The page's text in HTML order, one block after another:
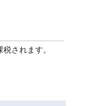
されます。